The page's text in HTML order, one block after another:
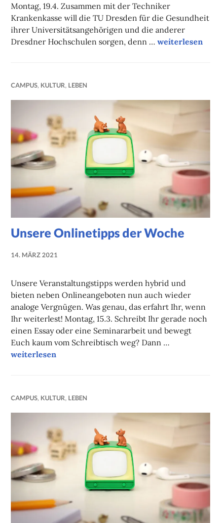
Montag, 19.4. Zusammen mit der Techniker
Krankenkasse will die TU Dresden für die Gesundheit
ihrer Universitätsangehörigen und die anderer
Dresdner Hochschulen sorgen, denn …Unsere
weiterlesen
CAMPUS, KULTUR, LEBEN
Unsere Onlinetipps der Woche
14. MÄRZ 2021
Unsere Veranstaltungstipps werden hybrid und
bieten neben Onlineangeboten nun auch wieder
analoge Vergnügen. Was genau, das erfahrt Ihr, wenn
Ihr weiterlest! Montag, 15.3. Schreibt Ihr gerade noch
einen Essay oder eine Seminararbeit und bewegt
Euch kaum vom Schreibtisch weg? Dann …
Unsere Onlinetipps der Woche
weiterlesen
CAMPUS, KULTUR, LEBEN